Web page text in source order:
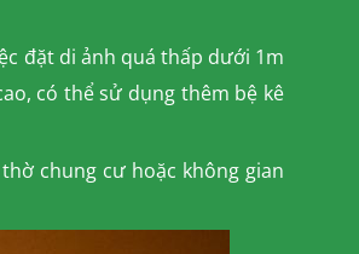
đặt di ảnh quá thấp dưới 1m
có thể sử dụng thêm bệ kê
chung cư hoặc không gian